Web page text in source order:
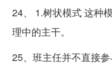
24、 1.树状模式 这种
理中的主干。
25、班主任并不直接